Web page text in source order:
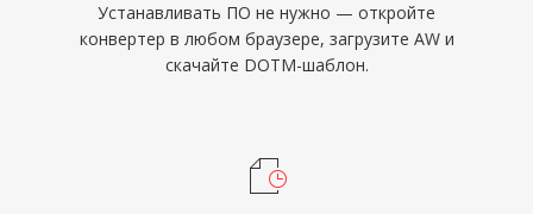
Устанавливать ПО не нужно — откройте
конвертер в любом браузере, загрузите AW и
скачайте DOTM-шаблон.